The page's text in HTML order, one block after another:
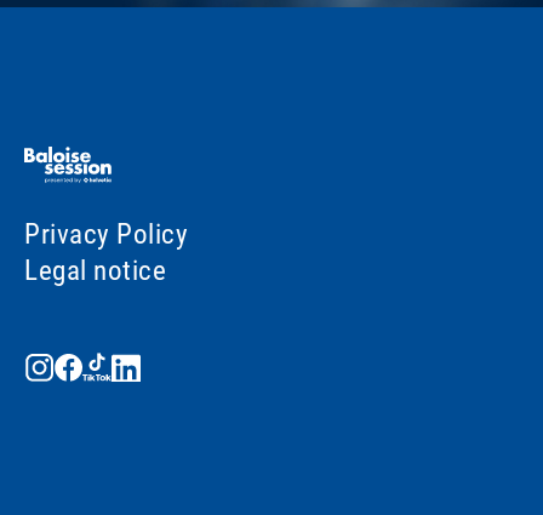
Privacy Policy
Legal notice